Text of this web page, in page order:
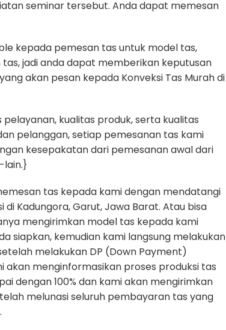
seminar tersebut. Anda dapat memesan
kepada pemesan tas untuk model tas,
jadi anda dapat memberikan keputusan
akan pesan kepada Konveksi Tas Murah di
kualitas produk, serta kualitas
pelanggan, setiap pemesanan tas kami
kesepakatan dari pemesanan awal dari
lain.}
tas kepada kami dengan mendatangi
Kadungora, Garut, Jawa Barat. Atau bisa
mengirimkan model tas kepada kami
siapkan, kemudian kami langsung melakukan
melakukan DP (Down Payment)
akan menginformasikan proses produksi tas
dengan 100% dan kami akan mengirimkan
melunasi seluruh pembayaran tas yang